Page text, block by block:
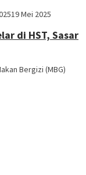
19 Mei 2025
di HST, Sasar
Bergizi (MBG)